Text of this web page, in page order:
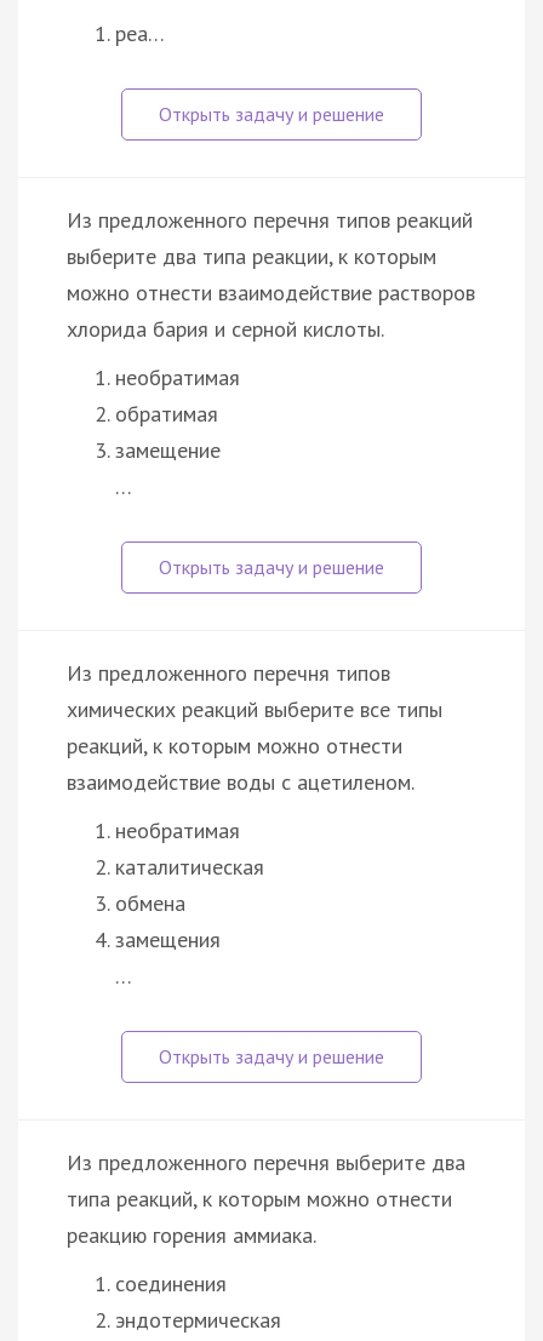
реа…
Из предложенного перечня типов реакций
выберите два типа реакции, к которым
можно отнести взаимодействие растворов
хлорида бария и серной кислоты.
необратимая
обратимая
замещение
…
Из предложенного перечня типов
химических реакций выберите все типы
реакций, к которым можно отнести
взаимодействие воды с ацетиленом.
необратимая
каталитическая
обмена
замещения
…
Из предложенного перечня выберите два
типа реакций, к которым можно отнести
реакцию горения аммиака.
соединения
эндотермическая